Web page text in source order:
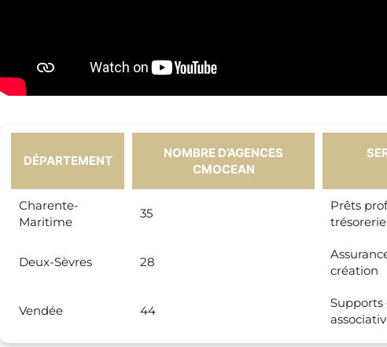
DÉPARTEMENT
NOMBRE D’AGENCES
CMOCEAN
Charente-
Maritime
35
Prêts
trésorerie
Deux-Sèvres 28
création
Vendée 44
Supports